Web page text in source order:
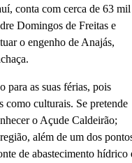
conta com cerca de 63 mil
Domingos de Freitas e
o engenho de Anajás,
para as suas férias, pois
como culturais. Se pretende
o Açude Caldeirão;
além de um dos
de abastecimento hídrico